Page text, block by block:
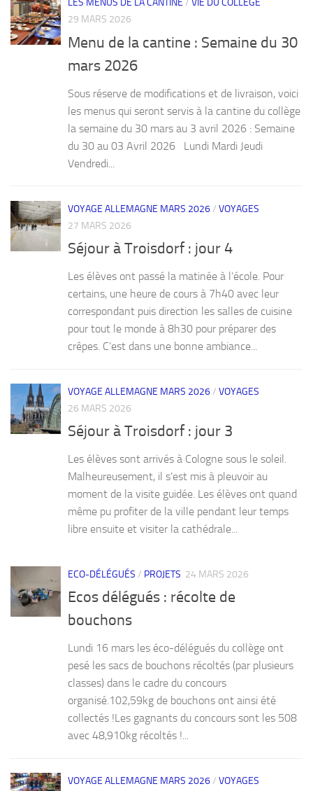
LES MENUS DE LA CANTINE / VIE DU COLLÈGE
29 MARS 2026
Menu de la cantine : Semaine du 30
mars 2026
Sous réserve de modifications et de livraison, voici
les menus qui seront servis à la cantine du collège
la semaine du 30 mars au 3 avril 2026 : Semaine
du 30 au 03 Avril 2026 Lundi Mardi Jeudi
Vendredi...
VOYAGE ALLEMAGNE MARS 2026/ VOYAGES
27 MARS 2026
Séjour à Troisdorf : jour 4
Les élèves ont passé la matinée à l’école. Pour
certains, une heure de cours à 7h40 avec leur
correspondant puis direction les salles de cuisine
pour tout le monde à 8h30 pour préparer des
crêpes. C’est dans une bonne ambiance...
VOYAGE ALLEMAGNE MARS 2026/ VOYAGES
26 MARS 2026
Séjour à Troisdorf : jour 3
Les élèves sont arrivés à Cologne sous le soleil.
Malheureusement, il s’est mis à pleuvoir au
moment de la visite guidée. Les élèves ont quand
même pu profiter de la ville pendant leur temps
libre ensuite et visiter la cathédrale...
ECO-DÉLÉGUÉS / PROJETS 24 MARS 2026
Ecos délégués : récolte de
bouchons
Lundi 16 mars les éco-délégués du collège ont
pesé les sacs de bouchons récoltés (par plusieurs
classes) dans le cadre du concours
organisé.102,59kg de bouchons ont ainsi été
collectés !Les gagnants du concours sont les 508
avec 48,910kg récoltés !...
VOYAGE ALLEMAGNE MARS 2026/ VOYAGES